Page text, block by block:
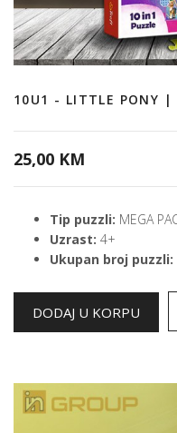
10U1 - LITTLE PONY |
25,00 KM
Tip puzzli: MEGA
Uzrast: 4+
Ukupan broj puzzli: